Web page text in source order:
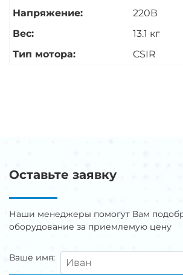
Напряжение:
220В
Вес:
13.1 кг
Тип мотора:
CSIR
Оставьте заявку
Наши менеджеры помогут Вам
оборудование за приемлемую цену
Ваше имя: